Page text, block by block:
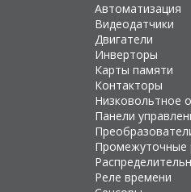
Автоматизация
Видеодатчики
Двигатели
Инверторы
Карты памяти
Контакторы
Низковольтное
Панели
Промежуточные
Реле времени